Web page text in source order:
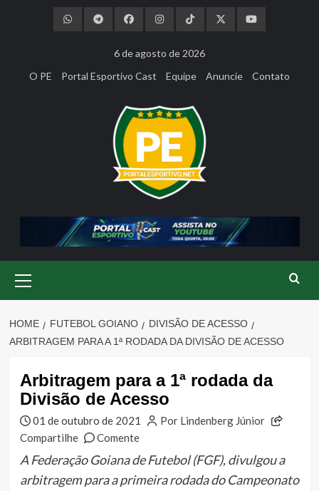
6 de agosto de 2026
O PE
Portal Esportivo Cast Equipe Anuncie Contato
Menu
HOME FUTEBOL GOIANO
DIVISÃO DE ACESSO
ARBITRAGEM PARA A 1ª RODADA DA DIVISÃO DE ACESSO
Arbitragem para a 1ª rodada da
Divisão de Acesso
01 de outubro de 2021
Por Lindenberg Júnior
Compartilhe
Comente
A Federação Goiana de Futebol (FGF), divulgou a
arbitragem para a primeira rodada do Campeonato